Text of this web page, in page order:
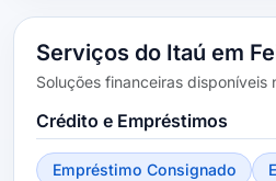
Serviços do Itaú em
Soluções financeiras disponíveis
Crédito e Empréstimos
Empréstimo Consignado